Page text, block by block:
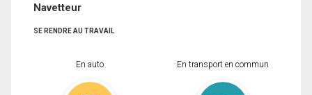
Navetteur
SE RENDRE AU TRAVAIL
En auto En transport en commun